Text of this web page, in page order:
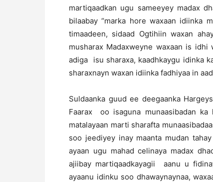
martiqaadkan ugu sameeyey madax
bilaabay “marka hore waxaan idiinka
timaadeen, sidaad Ogtihiin waxan
musharax Madaxweyne waxaan is
adiga isu sharaxa, kaadhkaygu idinka
sharaxnayn waxan idiinka fadhiyaa in
Suldaanka guud ee deegaanka
Faarax oo isaguna munaasibadan
matalayaan marti sharafta
soo jeediyey inay maanta mudan
ayaan ugu mahad celinaya madax
ajiibay martiqaadkayagii aanu u
ayaanu idinku soo dhawaynaynaa,